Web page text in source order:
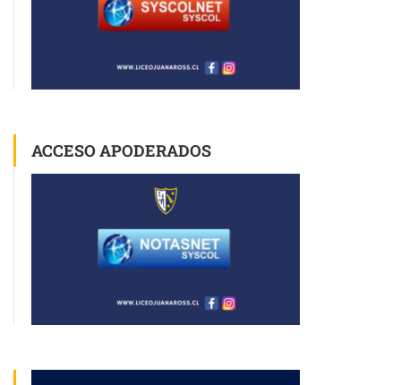
ACCESO APODERADOS